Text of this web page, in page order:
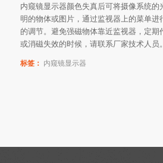
内窥镜显示器颜色失真后可将摄像系统
明的物体或图片，通过监视器上的菜单
的调节。避免强磁物体靠近监视器，定期
或消磁失效的时候，请联系厂家技术人员。
标签： 内窥镜显示器